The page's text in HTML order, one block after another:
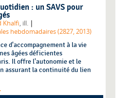
: un SAVS pour
Khalfi, ill. |
hebdomadaires (2827, 2013)
d'accompagnement à la vie
âgées déficientes
Il offre l'autonomie et le
assurant la continuité du lien